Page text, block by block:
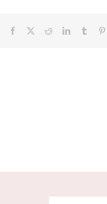
Facebook RedditLinkedInTumblr